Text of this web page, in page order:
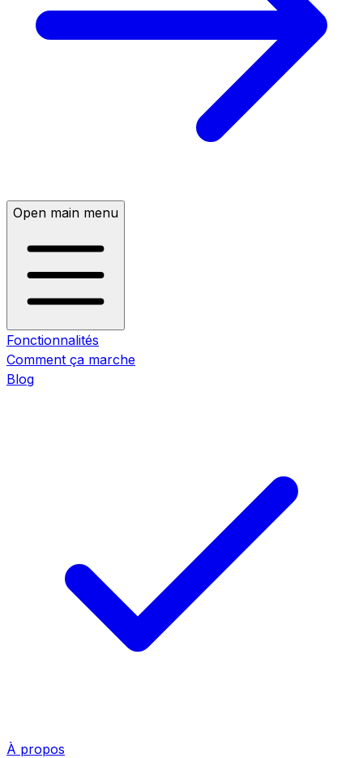
Open main menu
Fonctionnalités
Comment ça marche
Blog
À propos